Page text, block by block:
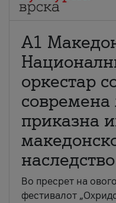
А1
оркестар
современа
приказна
наследство
Во пресрет на
фестивалот